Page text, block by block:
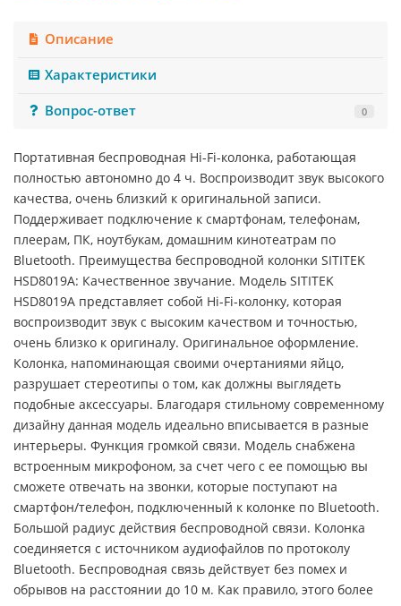
Описание
Характеристики
Вопрос-ответ
0
Портативная беспроводная Hi-Fi-колонка, работающая
полностью автономно до 4 ч. Воспроизводит звук высокого
качества, очень близкий к оригинальной записи.
Поддерживает подключение к смартфонам, телефонам,
плеерам, ПК, ноутбукам, домашним кинотеатрам по
Bluetooth. Преимущества беспроводной колонки SITITEK
HSD8019A: Качественное звучание. Модель SITITEK
HSD8019A представляет собой Hi-Fi-колонку, которая
воспроизводит звук с высоким качеством и точностью,
очень близко к оригиналу. Оригинальное оформление.
Колонка, напоминающая своими очертаниями яйцо,
разрушает стереотипы о том, как должны выглядеть
подобные аксессуары. Благодаря стильному современному
дизайну данная модель идеально вписывается в разные
интерьеры. Функция громкой связи. Модель снабжена
встроенным микрофоном, за счет чего с ее помощью вы
сможете отвечать на звонки, которые поступают на
смартфон/телефон, подключенный к колонке по Bluetooth.
Большой радиус действия беспроводной связи. Колонка
соединяется с источником аудиофайлов по протоколу
Bluetooth. Беспроводная связь действует без помех и
обрывов на расстоянии до 10 м. Как правило, этого более